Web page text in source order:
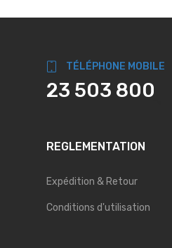
TÉLÉPHONE MOBILE
23 503 800
REGLEMENTATION
Expédition & Retour
Conditions d'utilisation